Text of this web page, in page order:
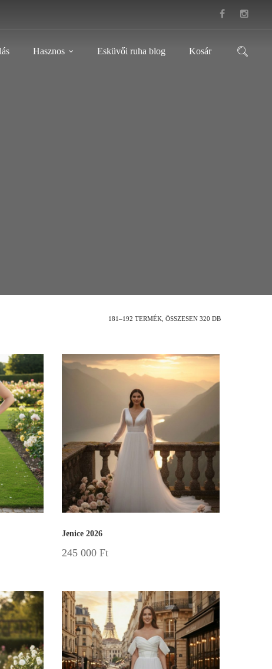
Hasznos Esküvői ruha blog Kosár
181–192 TERMÉK, ÖSSZESEN 320 DB
Jenice 2026
245 000 Ft